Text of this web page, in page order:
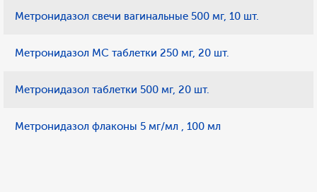
Метронидазол свечи вагинальные 500 мг, 10 шт.
Метронидазол МС таблетки 250 мг, 20 шт.
Метронидазол таблетки 500 мг, 20 шт.
Метронидазол флаконы 5 мг/мл , 100 мл